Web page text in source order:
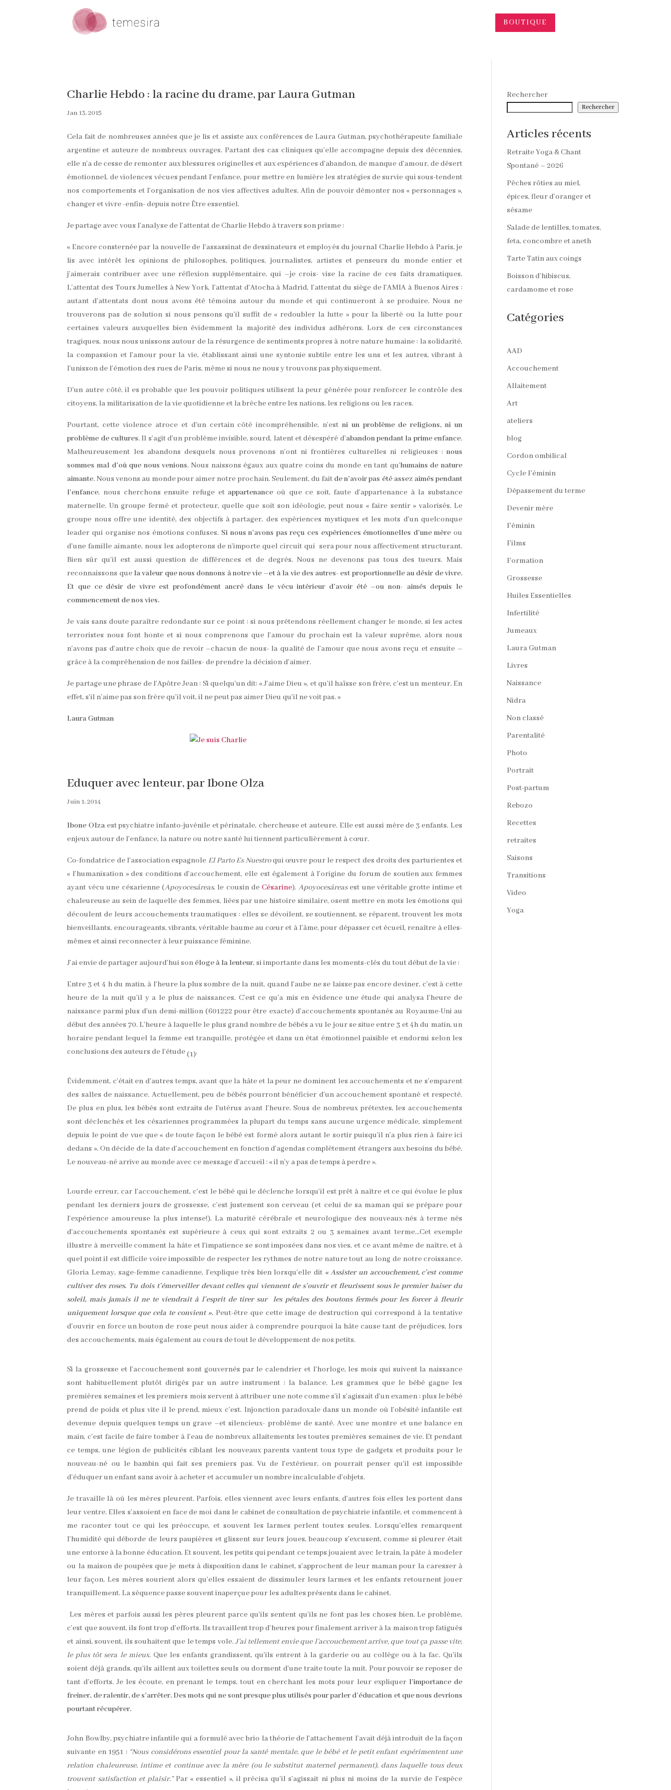
BOUTIQUE
Charlie Hebdo : la racine du drame, par Laura Gutman
Jan 13, 2015
Cela fait de nombreuses années que je lis et assiste aux conférences de Laura Gutman, psychothérapeute familiale
argentine et auteure de nombreux ouvrages. Partant des cas cliniques qu’elle accompagne depuis des décennies,
elle n’a de cesse de remonter aux blessures originelles et aux expériences d’abandon, de manque d’amour, de désert
émotionnel, de violences vécues pendant l’enfance, pour mettre en lumière les stratégies de survie qui sous-tendent
nos comportements et l’organisation de nos vies affectives adultes. Afin de pouvoir démonter nos « personnages »,
changer et vivre -enfin- depuis notre Être essentiel.
Je partage avec vous l’analyse de l’attentat de Charlie Hebdo à travers son prisme :
« Encore consternée par la nouvelle de l’assassinat de dessinateurs et employés du journal Charlie Hebdo à Paris, je
lis avec intérêt les opinions de philosophes, politiques, journalistes, artistes et penseurs du monde entier et
j’aimerais contribuer avec une réflexion supplémentaire, qui –je crois- vise la racine de ces faits dramatiques.
L’attentat des Tours Jumelles à New York, l’attentat d’Atocha à Madrid, l’attentat du siège de l’AMIA à Buenos Aires :
autant d’attentats dont nous avons été témoins autour du monde et qui continueront à se produire. Nous ne
trouverons pas de solution si nous pensons qu’il suffit de « redoubler la lutte » pour la liberté ou la lutte pour
certaines valeurs auxquelles bien évidemment la majorité des individus adhérons. Lors de ces circonstances
tragiques, nous nous unissons autour de la résurgence de sentiments propres à notre nature humaine : la solidarité,
la compassion et l’amour pour la vie, établissant ainsi une syntonie subtile entre les uns et les autres, vibrant à
l’unisson de l’émotion des rues de Paris, même si nous ne nous y trouvons pas physiquement.
D’un autre côté, il es probable que les pouvoir politiques utilisent la peur générée pour renforcer le contrôle des
citoyens, la militarisation de la vie quotidienne et la brèche entre les nations, les religions ou les races.
Pourtant, cette violence atroce et d’un certain côté incompréhensible, n’est ni un problème de religions, ni un
problème de cultures. Il s’agit d’un problème invisible, sourd, latent et désespéré d’abandon pendant la prime enfance.
Malheureusement les abandons desquels nous provenons n’ont ni frontières culturelles ni religieuses :nous
sommes mal d’où que nous venions. Nous naissons égaux aux quatre coins du monde en tant qu’humains de nature
aimante. Nous venons au monde pour aimer notre prochain. Seulement, du fait de n’avoir pas été assez aimés pendant
l’enfance, nous cherchons ensuite refuge et appartenance où que ce soit, faute d’appartenance à la substance
maternelle. Un groupe fermé et protecteur, quelle que soit son idéologie, peut nous « faire sentir » valorisés. Le
groupe nous offre une identité, des objectifs à partager, des expériences mystiques et les mots d’un quelconque
leader qui organise nos émotions confuses. Si nous n’avons pas reçu ces expériences émotionnelles d’une mère ou
d’une famille aimante, nous les adopterons de n’importe quel circuit qui sera pour nous affectivement structurant.
Bien sûr qu’il est aussi question de différences et de degrés. Nous ne devenons pas tous des tueurs. Mais
reconnaissons que la valeur que nous donnons à notre vie –et à la vie des autres- est proportionnelle au désir de vivre.
Et que ce désir de vivre est profondément ancré dans le vécu intérieur d’avoir été –ou non- aimés depuis le
commencement de nos vies.
Je vais sans doute paraître redondante sur ce point : si nous prétendons réellement changer le monde, si les actes
terroristes nous font honte et si nous comprenons que l’amour du prochain est la valeur suprême, alors nous
n’avons pas d’autre choix que de revoir –chacun de nous- la qualité de l’amour que nous avons reçu et ensuite –
grâce à la compréhension de nos failles- de prendre la décision d’aimer.
Je partage une phrase de l’Apôtre Jean : Si quelqu’un dit: « J’aime Dieu », et qu’il haïsse son frère, c’est un menteur. En
effet, s’il n’aime pas son frère qu’il voit, il ne peut pas aimer Dieu qu’il ne voit pas. »
Laura Gutman
Eduquer avec lenteur, par Ibone Olza
Juin 1, 2014
Ibone Olza est psychiatre infanto-juvénile et périnatale, chercheuse et auteure. Elle est aussi mère de 3 enfants. Les
enjeux autour de l’enfance, la nature ou notre santé lui tiennent particulièrement à cœur.
Co-fondatrice de l’association espagnole El Parto Es Nuestroqui œuvre pour le respect des droits des parturientes et
« l’humanisation » des conditions d’accouchement, elle est également à l’origine du forum de soutien aux femmes
ayant vécu une césarienne (Apoyocesáreas, le cousin de Césarine). Apoyocesáreasest une véritable grotte intime et
chaleureuse au sein de laquelle des femmes, liées par une histoire similaire, osent mettre en mots les émotions qui
découlent de leurs accouchements traumatiques : elles se dévoilent, se soutiennent, se réparent, trouvent les mots
bienveillants, encourageants, vibrants, véritable baume au cœur et à l’âme, pour dépasser cet écueil, renaître à elles-
mêmes et ainsi reconnecter à leur puissance féminine.
J’ai envie de partager aujourd’hui son éloge à la lenteur, si importante dans les moments-clés du tout début de la vie :
Entre 3 et 4 h du matin, à l’heure la plus sombre de la nuit, quand l’aube ne se laisse pas encore deviner, c’est à cette
heure de la nuit qu’il y a le plus de naissances. C’est ce qu’a mis en évidence une étude qui analysa l’heure de
naissance parmi plus d’un demi-million (601222 pour être exacte) d’accouchements spontanés au Royaume-Uni au
début des années 70. L’heure à laquelle le plus grand nombre de bébés a vu le jour se situe entre 3 et 4h du matin, un
horaire pendant lequel la femme est tranquille, protégée et dans un état émotionnel paisible et endormi selon les
conclusions des auteurs de l’étude (1).
Évidemment, c’était en d’autres temps, avant que la hâte et la peur ne dominent les accouchements et ne s’emparent
des salles de naissance. Actuellement, peu de bébés pourront bénéficier d’un accouchement spontané et respecté.
De plus en plus, les bébés sont extraits de l’utérus avant l’heure. Sous de nombreux prétextes, les accouchements
sont déclenchés et les césariennes programmées la plupart du temps sans aucune urgence médicale, simplement
depuis le point de vue que « de toute façon le bébé est formé alors autant le sortir puisqu’il n’a plus rien à faire ici
dedans ». On décide de la date d’accouchement en fonction d’agendas complètement étrangers aux besoins du bébé.
Le nouveau-né arrive au monde avec ce message d’accueil : « il n’y a pas de temps à perdre ».
Lourde erreur, car l’accouchement, c’est le bébé qui le déclenche lorsqu’il est prêt à naître et ce qui évolue le plus
pendant les derniers jours de grossesse, c’est justement son cerveau (et celui de sa maman qui se prépare pour
l’expérience amoureuse la plus intense!). La maturité cérébrale et neurologique des nouveaux-nés à terme nés
d’accouchements spontanés est supérieure à ceux qui sont extraits 2 ou 3 semaines avant terme…Cet exemple
illustre à merveille comment la hâte et l’impatience se sont imposées dans nos vies, et ce avant même de naître, et à
quel point il est difficile voire impossible de respecter les rythmes de notre nature tout au long de notre croissance.
Gloria Lemay, sage-femme canadienne, l’explique très bien lorsqu’elle dit « Assister un accouchement, c’est comme
cultiver des roses. Tu dois t’émerveiller devant celles qui viennent de s’ouvrir et fleurissent sous le premier baiser du
soleil, mais jamais il ne te viendrait à l’esprit de tirer sur les pétales des boutons fermés pour les forcer à fleurir
uniquement lorsque que cela te convient ». Peut-être que cette image de destruction qui correspond à la tentative
d’ouvrir en force un bouton de rose peut nous aider à comprendre pourquoi la hâte cause tant de préjudices, lors
des accouchements, mais également au cours de tout le développement de nos petits.
Si la grossesse et l’accouchement sont gouvernés par le calendrier et l’horloge, les mois qui suivent la naissance
sont habituellement plutôt dirigés par un autre instrument : la balance. Les grammes que le bébé gagne les
premières semaines et les premiers mois servent à attribuer une note comme s’il s’agissait d’un examen : plus le bébé
prend de poids et plus vite il le prend, mieux c’est. Injonction paradoxale dans un monde où l’obésité infantile est
devenue depuis quelques temps un grave –et silencieux- problème de santé. Avec une montre et une balance en
main, c’est facile de faire tomber à l’eau de nombreux allaitements les toutes premières semaines de vie. Et pendant
ce temps, une légion de publicités ciblant les nouveaux parents vantent tous type de gadgets et produits pour le
nouveau-né ou le bambin qui fait ses premiers pas. Vu de l’extérieur, on pourrait penser qu’il est impossible
d’éduquer un enfant sans avoir à acheter et accumuler un nombre incalculable d’objets.
Je travaille là où les mères pleurent. Parfois, elles viennent avec leurs enfants, d’autres fois elles les portent dans
leur ventre. Elles s’assoient en face de moi dans le cabinet de consultation de psychiatrie infantile, et commencent à
me raconter tout ce qui les préoccupe, et souvent les larmes perlent toutes seules. Lorsqu’elles remarquent
l’humidité qui déborde de leurs paupières et glissent sur leurs joues, beaucoup s’excusent, comme si pleurer était
une entorse à la bonne éducation. Et souvent, les petits qui pendant ce temps jouaient avec le train, la pâte à modeler
ou la maison de poupées que je mets à disposition dans le cabinet, s’approchent de leur maman pour la caresser à
leur façon. Les mères sourient alors qu’elles essaient de dissimuler leurs larmes et les enfants retournent jouer
tranquillement. La séquence passe souvent inaperçue pour les adultes présents dans le cabinet.
Les mères et parfois aussi les pères pleurent parce qu’ils sentent qu’ils ne font pas les choses bien. Le problème,
c’est que souvent, ils font trop d’efforts. Ils travaillent trop d’heures pour finalement arriver à la maison trop fatigués
et ainsi, souvent, ils souhaitent que le temps vole.J’ai tellement envie que l’accouchement arrive, que tout ça passe vite,
le plus tôt sera le mieux. Que les enfants grandissent, qu’ils entrent à la garderie ou au collège ou à la fac. Qu’ils
soient déjà grands, qu’ils aillent aux toilettes seuls ou dorment d’une traite toute la nuit. Pour pouvoir se reposer de
tant d’efforts. Je les écoute, en prenant le temps, tout en cherchant les mots pour leur expliquer l’importance de
freiner, de ralentir, de s’arrêter. Des mots qui ne sont presque plus utilisés pour parler d’éducation et que nous devrions
pourtant récupérer.
John Bowlby, psychiatre infantile qui a formulé avec brio la théorie de l’attachement l’avait déjà introduit de la façon
suivante en 1951 : “Nous considérons essentiel pour la santé mentale, que le bébé et le petit enfant expérimentent une
relation chaleureuse, intime et continue avec la mère (ou le substitut maternel permanent), dans laquelle tous deux
trouvent satisfaction et plaisir.”Par « essentiel », il précisa qu’il s’agissait ni plus ni moins de la survie de l’espèce
Rechercher
Rechercher
Articles récents
Retraite Yoga & Chant
Spontané – 2026
Pêches rôties au miel,
épices, fleur d’oranger et
sésame
Salade de lentilles, tomates,
feta, concombre et aneth
Tarte Tatin aux coings
Boisson d’hibiscus,
cardamome et rose
Catégories
AAD
Accouchement
Allaitement
Art
ateliers
blog
Cordon ombilical
Cycle Féminin
Dépassement du terme
Devenir mère
Féminin
Films
Formation
Grossesse
Huiles Essentielles
Infertilité
Jumeaux
Laura Gutman
Livres
Naissance
Nidra
Non classé
Parentalité
Photo
Portrait
Post-partum
Rebozo
Recettes
retraites
Saisons
Transitions
Video
Yoga